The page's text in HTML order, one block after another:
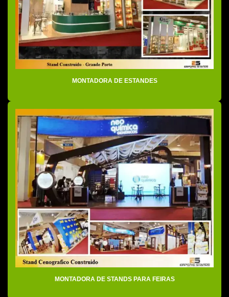
Decoração de eventos empresariais
Decoração de showroom
Empresa cenografia sp
Empresa especializada em organização de eventos
Empresa montadora de estandes
Empresa de organização de eventos desportivos
Empresa de organização de eventos esportivos
Empresa organizadora de eventos
Empresa de stands
Empresa de stands para feira
Empresas de cenografia para eventos
Empresas de eventos e promoções sp
Empresas montadoras de stands
Empresas organizadora de eventos em sp
MONTADORA DE ESTANDES
MONTADORA DE STANDS PARA FEIRAS